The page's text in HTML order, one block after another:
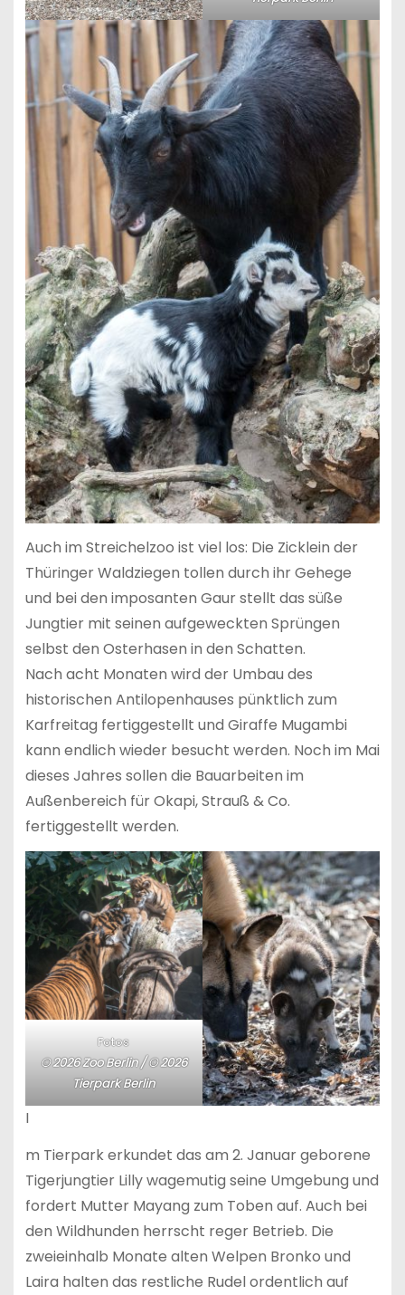
Auch im Streichelzoo ist viel los: Die Zicklein der
Thüringer Waldziegen tollen durch ihr Gehege
und bei den imposanten Gaur stellt das süße
Jungtier mit seinen aufgeweckten Sprüngen
selbst den Osterhasen in den Schatten.
Nach acht Monaten wird der Umbau des
historischen Antilopenhauses pünktlich zum
Karfreitag fertiggestellt und Giraffe Mugambi
kann endlich wieder besucht werden. Noch im Mai
dieses Jahres sollen die Bauarbeiten im
Außenbereich für Okapi, Strauß & Co.
fertiggestellt werden.
Fotos
© 2026 Zoo Berlin / © 2026
Tierpark Berlin
I
m Tierpark erkundet das am 2. Januar geborene
Tigerjungtier Lilly wagemutig seine Umgebung und
fordert Mutter Mayang zum Toben auf. Auch bei
den Wildhunden herrscht reger Betrieb. Die
zweieinhalb Monate alten Welpen Bronko und
Laira halten das restliche Rudel ordentlich auf